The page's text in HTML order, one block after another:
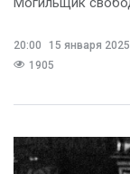
20:00
15 января 2025
1905